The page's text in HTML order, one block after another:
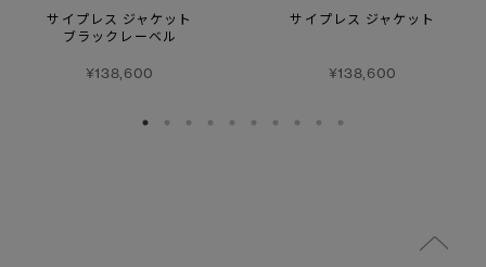
サイプレス ジャケット
ブラックレーベル
¥138,600
サイプレス ジャケット
¥138,600